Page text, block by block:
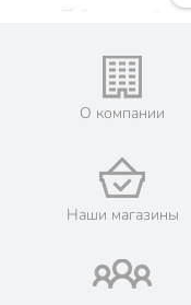
🛒 Бесплатный
его онлайн на
💳 Оплата: онлайн
наличными при
📜 Только
Порядок -
О компании
Наши магазины